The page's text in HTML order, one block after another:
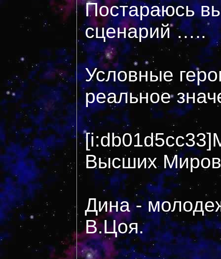
Постараюсь
сценарий …..
Условные
реальное
Высших
Дина -
В.Цоя.